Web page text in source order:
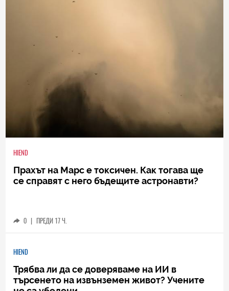
HIEND
Прахът на Марс е токсичен. Как тогава ще
се справят с него бъдещите астронавти?
0 | ПРЕДИ 17 Ч.
HIEND
Трябва ли да се доверяваме на ИИ в
търсенето на извънземен живот? Учените